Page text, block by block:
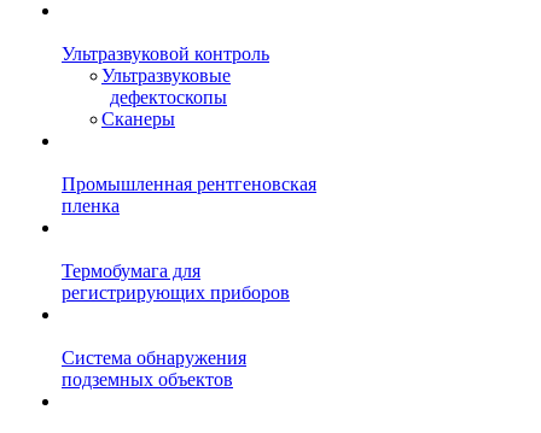
Ультразвуковой контроль
Ультразвуковые
дефектоскопы
Сканеры
Промышленная рентгеновская
пленка
Термобумага для
регистрирующих приборов
Система обнаружения
подземных объектов